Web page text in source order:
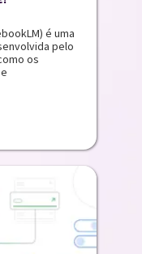
é uma
pelo
os